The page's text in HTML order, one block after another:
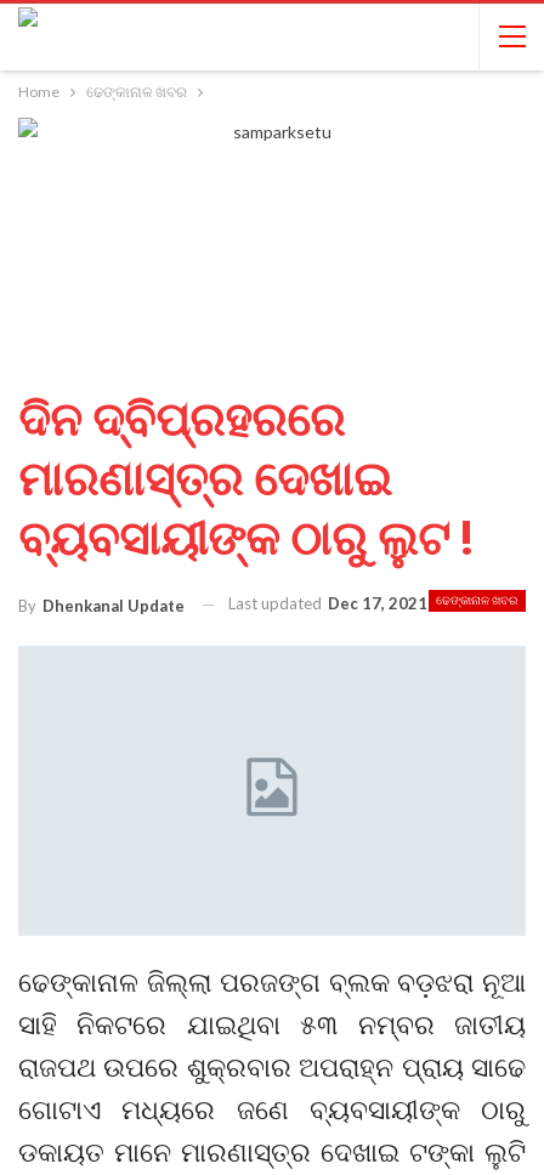
Home ଢେଙ୍କାନାଳ ଖବର
ଦିନ ଦ୍ବିପ୍ରହରରେ
ମାରଣାସ୍ତ୍ର ଦେଖାଇ
ବ୍ୟବସାୟୀଙ୍କ ଠାରୁ ଲୁଟ !
ଢେଙ୍କାନାଳ ଖବର
By Dhenkanal Update Last updated Dec 17, 2021
ଢେଙ୍କାନାଳ ଜିଲ୍ଲା ପରଜଙ୍ଗ ବ୍ଲକ ବଡ଼ଝରା ନୂଆ
ସାହି ନିକଟରେ ଯାଇଥିବା ୫୩ ନମ୍ବର ଜାତୀୟ
ରାଜପଥ ଉପରେ ଶୁକ୍ରବାର ଅପରାହ୍ନ ପ୍ରାୟ ସାଢେ
ଗୋଟାଏ ମଧ୍ୟରେ ଜଣେ ବ୍ୟବସାୟୀଙ୍କ ଠାରୁ
ଡକାୟତ ମାନେ ମାରଣାସ୍ତ୍ର ଦେଖାଇ ଟଙ୍କା ଲୁଟି